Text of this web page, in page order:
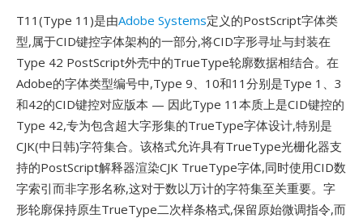
T11(Type 11)是由Adobe Systems定义的PostScript字体类
型,属于CID键控字体架构的一部分,将CID字形寻址与封装在
Type 42 PostScript外壳中的TrueType轮廓数据相结合。在
Adobe的字体类型编号中,Type 9、10和11分别是Type 1、3
和42的CID键控对应版本 — 因此Type 11本质上是CID键控的
Type 42,专为包含超大字形集的TrueType字体设计,特别是
CJK(中日韩)字符集合。该格式允许具有TrueType光栅化器支
持的PostScript解释器渲染CJK TrueType字体,同时使用CID数
字索引而非字形名称,这对于数以万计的字符集至关重要。字
形轮廓保持原生TrueType二次样条格式,保留原始微调指令,而